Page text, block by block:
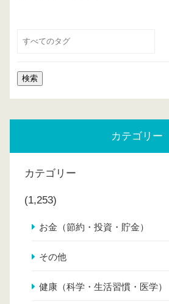
カテゴリー
カテゴリー
(1,253)
お金（節約・投資・貯金）
その他
健康（科学・生活習慣・医学）